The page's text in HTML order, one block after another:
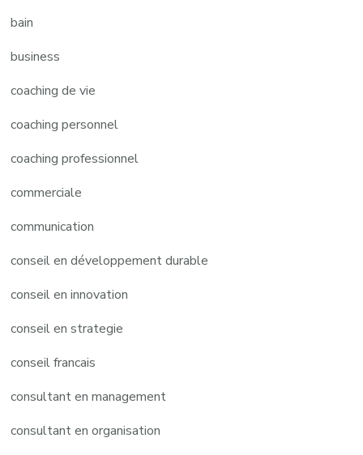
bain
business
coaching de vie
coaching personnel
coaching professionnel
commerciale
communication
conseil en développement durable
conseil en innovation
conseil en strategie
conseil francais
consultant en management
consultant en organisation